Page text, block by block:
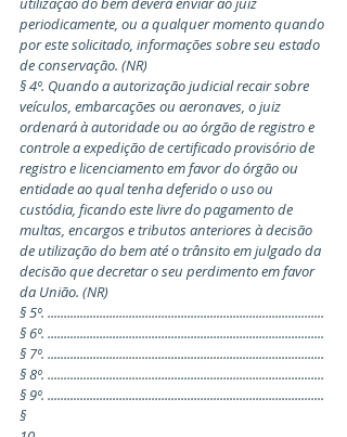
periodicamente, ou a qualquer momento quando
por este solicitado, informações sobre seu estado
de conservação. (NR)
§ 4º. Quando a autorização judicial recair sobre
veículos, embarcações ou aeronaves, o juiz
ordenará à autoridade ou ao órgão de registro e
controle a expedição de certificado provisório de
registro e licenciamento em favor do órgão ou
entidade ao qual tenha deferido o uso ou
custódia, ficando este livre do pagamento de
multas, encargos e tributos anteriores à decisão
de utilização do bem até o trânsito em julgado da
decisão que decretar o seu perdimento em favor
da União. (NR)
§ 5º. .....................................................................................
§ 6º. .....................................................................................
§ 7º. .....................................................................................
§ 8º. .....................................................................................
§ 9º. .....................................................................................
§